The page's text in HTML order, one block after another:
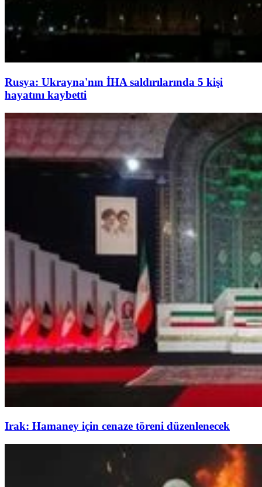
Rusya: Ukrayna'nın İHA saldırılarında 5 kişi
hayatını kaybetti
Irak: Hamaney için cenaze töreni düzenlenecek